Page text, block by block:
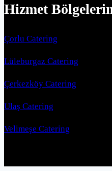
Hizmet
Çorlu Catering
Lüleburgaz Catering
Çerkezköy Catering
Ulaş Catering
Velimeşe Catering